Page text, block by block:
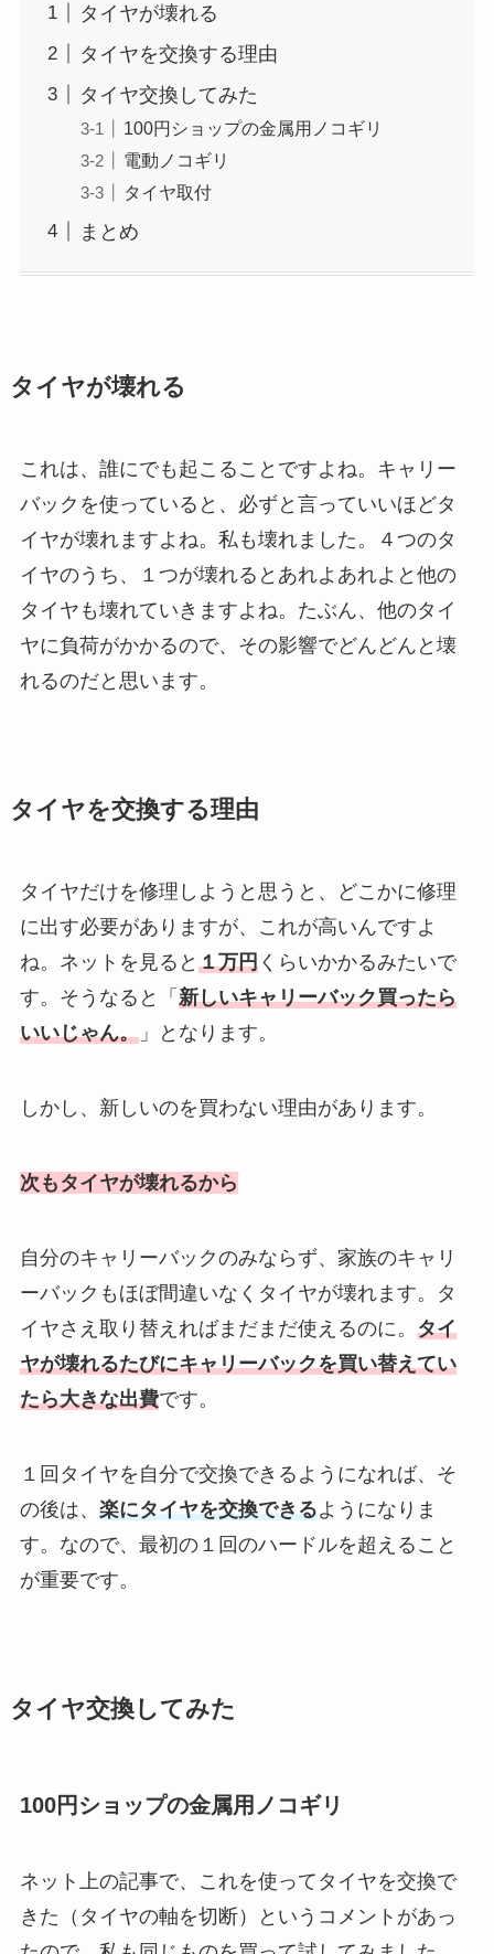
タイヤが壊れる
タイヤを交換する理由
タイヤ交換してみた
100円ショップの金属用ノコギリ
電動ノコギリ
タイヤ取付
まとめ
タイヤが壊れる
これは、誰にでも起こることですよね。キャリー
バックを使っていると、必ずと言っていいほどタ
イヤが壊れますよね。私も壊れました。４つのタ
イヤのうち、１つが壊れるとあれよあれよと他の
タイヤも壊れていきますよね。たぶん、他のタイ
ヤに負荷がかかるので、その影響でどんどんと壊
れるのだと思います。
タイヤを交換する理由
タイヤだけを修理しようと思うと、どこかに修理
に出す必要がありますが、これが高いんですよ
ね。ネットを見ると １万円くらいかかるみたいで
す。そうなると「 新しいキャリーバック買ったら
いいじゃん。」となります。
しかし、新しいのを買わない理由があります。
次もタイヤが壊れるから
自分のキャリーバックのみならず、家族のキャリ
ーバックもほぼ間違いなくタイヤが壊れます。タ
イヤさえ取り替えればまだまだ使えるのに。 タイ
ヤが壊れるたびにキャリーバックを買い替えてい
たら大きな出費です。
１回タイヤを自分で交換できるようになれば、そ
の後は、 楽にタイヤを交換できるようになりま
す。なので、最初の１回のハードルを超えること
が重要です。
タイヤ交換してみた
100円ショップの金属用ノコギリ
ネット上の記事で、これを使ってタイヤを交換で
きた（タイヤの軸を切断）というコメントがあっ